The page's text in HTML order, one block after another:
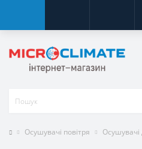
Осушувачі повітря